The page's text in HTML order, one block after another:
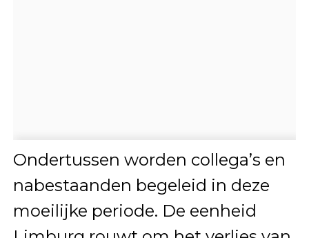
Ondertussen worden collega’s en
nabestaanden begeleid in deze
moeilijke periode. De eenheid